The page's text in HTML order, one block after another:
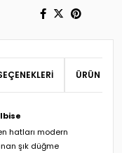
ÜRÜN
hatları modern
şık düğme